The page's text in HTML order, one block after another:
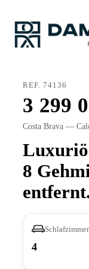
REF. 74136
3 299
Costa Brava —
8
Schlafzimmer
4